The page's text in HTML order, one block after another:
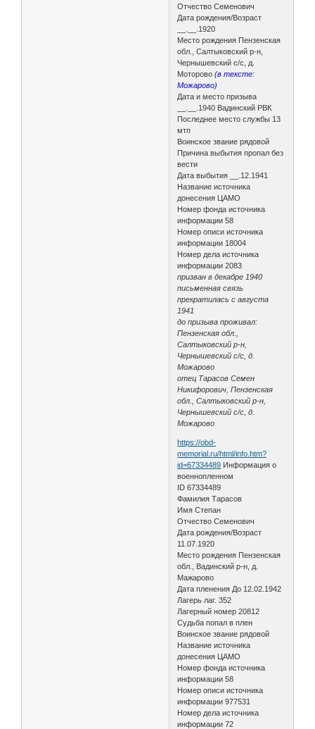
Отчество Семенович
Дата рождения/Возраст
__.__.1920
Место рождения Пензенская
обл., Салтыковский р-н,
Чернышевский с/с, д.
Моторово(в тексте:
Можарово)
Дата и место призыва
__.__.1940 Вадинский РВК
Последнее место службы 13
мтп
Воинское звание рядовой
Причина выбытия пропал без
вести
Дата выбытия __.12.1941
Название источника
донесения ЦАМО
Номер фонда источника
информации 58
Номер описи источника
информации 18004
Номер дела источника
информации 2083
призван в декабре 1940
письменная связь
прекратилась с августа
1941
до призыва проживал:
Пензенская обл.,
Салтыковский р-н,
Чернышевский с/с, д.
Можарово
отец Тарасов Семен
Никифорович, Пензенская
обл., Салтыковский р-н,
Чернышевский с/с, д.
Можарово
https://obd-
memorial.ru/html/info.htm?
id=67334489 Информация о
военнопленном
ID 67334489
Фамилия Тарасов
Имя Степан
Отчество Семенович
Дата рождения/Возраст
11.07.1920
Место рождения Пензенская
обл., Вадинский р-н, д.
Мажарово
Дата пленения До 12.02.1942
Лагерь лаг. 352
Лагерный номер 20812
Судьба попал в плен
Воинское звание рядовой
Название источника
донесения ЦАМО
Номер фонда источника
информации 58
Номер описи источника
информации 977531
Номер дела источника
информации 72